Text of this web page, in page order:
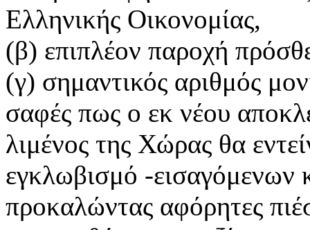
Ελληνικής Οικονομίας,
(β) επιπλέον παροχή
(γ) σημαντικός αριθμός
σαφές πως ο εκ νέου
λιμένος της Χώρας θα
εγκλωβισμό -εισαγόμενων
προκαλώντας αφόρητες